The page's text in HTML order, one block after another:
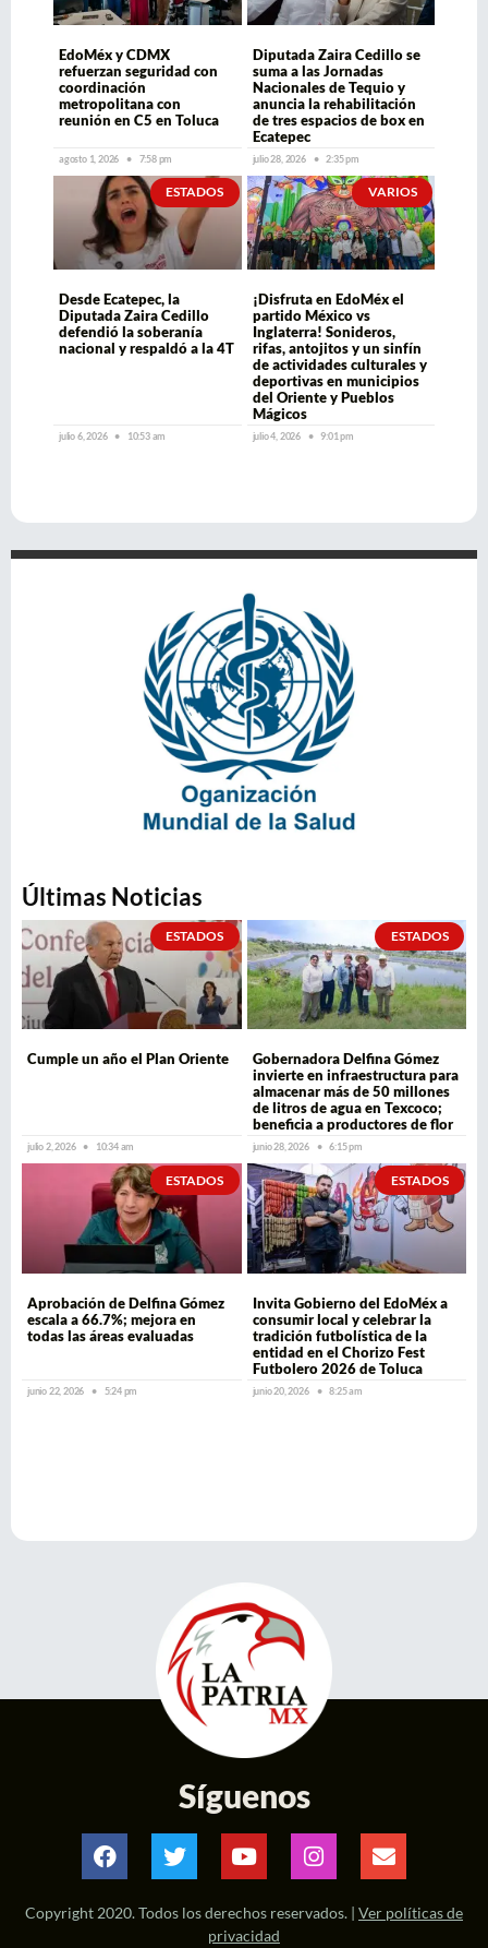
EdoMéx y CDMX
refuerzan seguridad con
coordinación
metropolitana con
reunión en C5 en Toluca
agosto 1, 2026 7:58 pm
Diputada Zaira Cedillo se
suma a las Jornadas
Nacionales de Tequio y
anuncia la rehabilitación
de tres espacios de box en
Ecatepec
julio 28, 2026 2:35 pm
ESTADOS
Desde Ecatepec, la
Diputada Zaira Cedillo
defendió la soberanía
nacional y respaldó a la 4T
julio 6, 2026 10:53 am
VARIOS
¡Disfruta en EdoMéx el
partido México vs
Inglaterra! Sonideros,
rifas, antojitos y un sinfín
de actividades culturales y
deportivas en municipios
del Oriente y Pueblos
Mágicos
julio 4, 2026 9:01 pm
Últimas Noticias
ESTADOS
Cumple un año el Plan Oriente
julio 2, 2026 10:34 am
ESTADOS
Gobernadora Delfina Gómez
invierte en infraestructura para
almacenar más de 50 millones
de litros de agua en Texcoco;
beneficia a productores de flor
junio 28, 2026 6:15 pm
ESTADOS
Aprobación de Delfina Gómez
escala a 66.7%; mejora en
todas las áreas evaluadas
junio 22, 2026 5:24 pm
ESTADOS
Invita Gobierno del EdoMéx a
consumir local y celebrar la
tradición futbolística de la
entidad en el Chorizo Fest
Futbolero 2026 de Toluca
junio 20, 2026 8:25 am
Síguenos
Copyright 2020. Todos los derechos reservados. | Ver políticas de
privacidad